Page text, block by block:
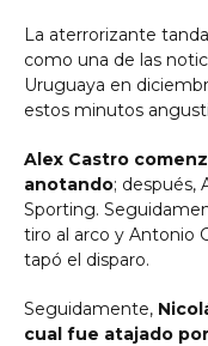
La aterrorizante
como una de las
Uruguaya en
estos minutos
Alex Castro
anotando; después,
Sporting.
tiro al arco y Antonio
tapó el disparo.
Seguidamente,
cual fue atajado